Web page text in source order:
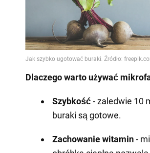
Dlaczego warto używać
Szybkość- zaledwie 10
buraki są gotowe.
Zachowanie witamin-